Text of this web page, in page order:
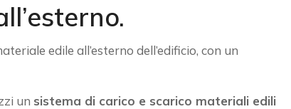
edile all’esterno dell’edificio, con un
un sistema di carico e scarico materiali edili